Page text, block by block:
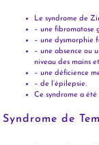
Le syndrome de
– une fibromatose
– une dysmorphie
– une absence ou
niveau des mains
– une déficience
– de l’épilepsie.
Ce syndrome a
Syndrome de